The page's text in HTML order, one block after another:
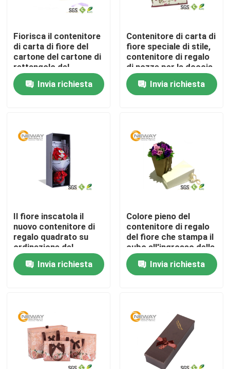
Casa
Circa noi
Giro della fabbrica
Contattici
Richieda una citazione
Scatole d'imballaggio di elettronica
Scatole d'imballaggio cosmetiche
Fiorisca il contenitore
di carta di fiore del
cartone del cartone di
rettangolo del
contenitore di regalo
con la laminazione
Matt/lucida
Invia richiesta
Contenitore di carta di
fiore speciale di stile,
contenitore di regalo
di nozze per la doccia
di bambino o nuziale
Invia richiesta
Il fiore inscatola il
nuovo contenitore di
regalo quadrato su
ordinazione del
coperchio di
progettazione e del
fiore della base
Invia richiesta
Colore pieno del
contenitore di regalo
del fiore che stampa il
cubo all'ingrosso della
carta del fiore di
FackagingInvia richiesta